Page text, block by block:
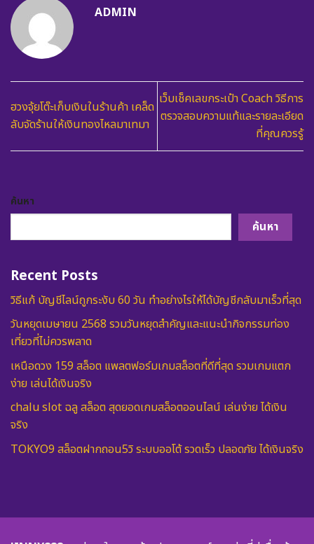
ADMIN
ฮวงจุ้ยโต๊ะเก็บเงินในร้านค้า เคล็ด
ลับจัดร้านให้เงินทองไหลมาเทมา
เว็บเช็คเลขกระเป๋า Coach วิธีการ
ตรวจสอบความแท้และรายละเอียด
ที่คุณควรรู้
ค้นหา
ค้นหา
Recent Posts
วิธีแก้ บัญชีไลน์ถูกระงับ 60 วัน ทำอย่างไรให้ได้บัญชีกลับมาเร็วที่สุด
วันหยุดเมษายน 2568 รวมวันหยุดสำคัญและแนะนำกิจกรรมท่อง
เที่ยวที่ไม่ควรพลาด
เหนือดวง 159 สล็อต แพลตฟอร์มเกมสล็อตที่ดีที่สุด รวมเกมแตก
ง่าย เล่นได้เงินจริง
chalu slot ฉลู สล็อต สุดยอดเกมสล็อตออนไลน์ เล่นง่าย ได้เงิน
จริง
TOKYO9 สล็อตฝากถอน5วิ ระบบออโต้ รวดเร็ว ปลอดภัย ได้เงินจริง